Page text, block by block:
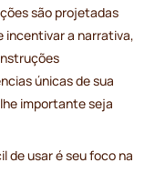
são projetadas
incentivar a narrativa,
únicas de sua
importante seja
de usar é seu foco na